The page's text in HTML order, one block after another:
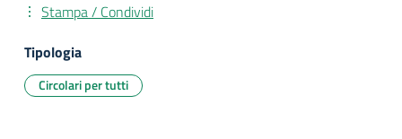
Stampa / Condividi
Tipologia
Circolari per tutti